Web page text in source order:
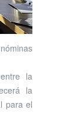
la
la
para el